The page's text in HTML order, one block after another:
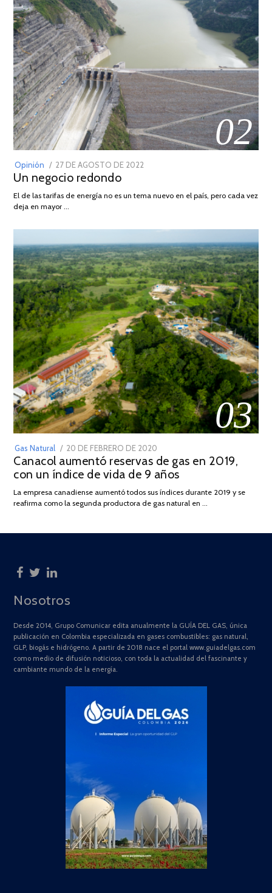
02
Opinión
POSTED
ON
27 DE AGOSTO DE 2022
DE
Un negocio redondo
El de las tarifas de energía no es un tema nuevo en el país, pero cada vez
deja en mayor …
03
Gas Natural
POSTED
ON
20 DE FEBRERO DE 2020
DE
JULIO
2025
Canacol aumentó reservas de gas en 2019,
con un índice de vida de 9 años
La empresa canadiense aumentó todos sus índices durante 2019 y se
reafirma como la segunda productora de gas natural en …
Nosotros
Desde 2014, Grupo Comunicar edita anualmente la GUÍA DEL GAS, única
publicación en Colombia especializada en gases combustibles: gas natural,
GLP, biogás e hidrógeno. A partir de 2018 nace el portal www.guiadelgas.com
como medio de difusión noticioso, con toda la actualidad del fascinante y
cambiante mundo de la energía.